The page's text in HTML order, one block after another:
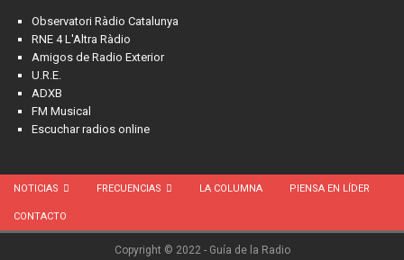
Observatori Ràdio Catalunya
RNE 4 L'Altra Ràdio
Amigos de Radio Exterior
U.R.E.
ADXB
FM Musical
Escuchar radios online
NOTICIAS FRECUENCIAS LA COLUMNA PIENSA EN LÍDER
CONTACTO
Copyright © 2022 - Guía de la Radio